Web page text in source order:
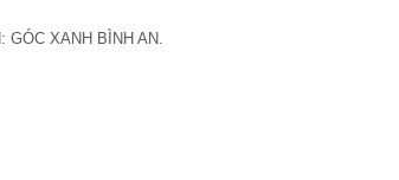
GÓC XANH BÌNH AN.